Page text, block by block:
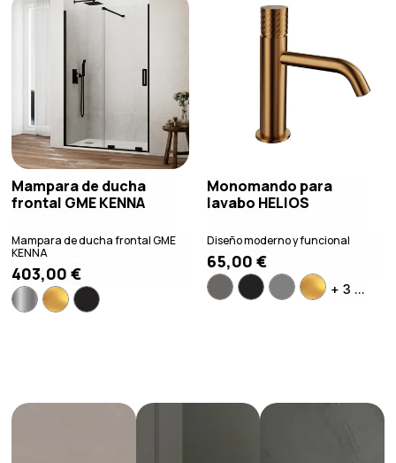
Mampara de ducha
frontal GME KENNA
Mampara de ducha frontal GME
KENNA
403,00€
Monomando para
lavabo HELIOS
Diseño moderno y funcional
65,00 €
+ 3 ...